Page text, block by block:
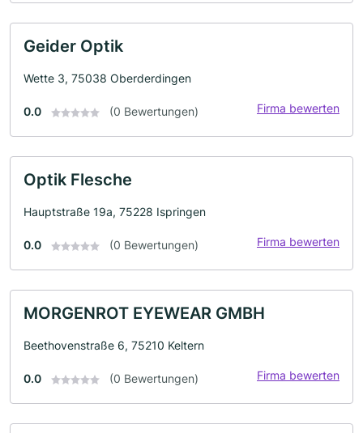
Geider Optik
Wette 3, 75038 Oberderdingen
0.0 (0 Bewertungen) Firma bewerten
Optik Flesche
Hauptstraße 19a, 75228 Ispringen
0.0 (0 Bewertungen) Firma bewerten
MORGENROT EYEWEAR GMBH
Beethovenstraße 6, 75210 Keltern
0.0 (0 Bewertungen) Firma bewerten